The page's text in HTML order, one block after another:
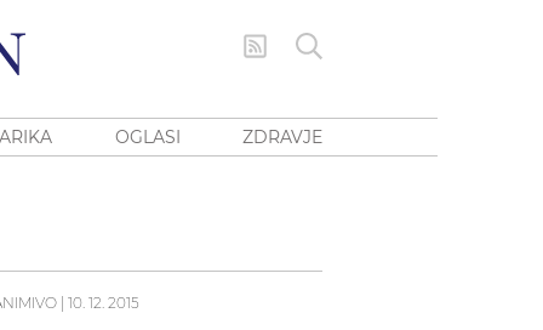
OGLASI ZDRAVJE
| 10. 12. 2015